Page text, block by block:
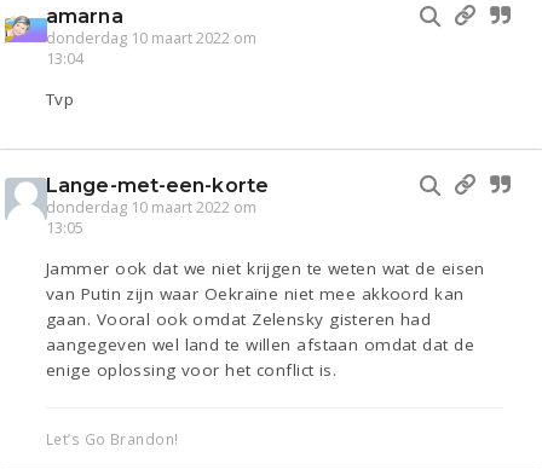
amarna
donderdag 10 maart 2022 om
13:04
Tvp
Lange-met-een-korte
donderdag 10 maart 2022 om
13:05
Jammer ook dat we niet krijgen te weten wat de eisen
van Putin zijn waar Oekraïne niet mee akkoord kan
gaan. Vooral ook omdat Zelensky gisteren had
aangegeven wel land te willen afstaan omdat dat de
enige oplossing voor het conflict is.
Let’s Go Brandon!